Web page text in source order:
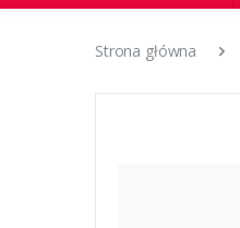
Strona główna